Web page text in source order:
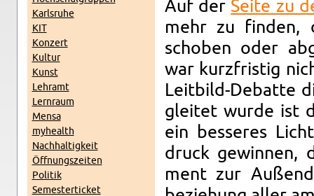
Karl­sruhe
KIT
Konz­ert
Kul­tur
Kunst
Lehramt
Lern­raum
Mensa
my­health
Nach­haltigkeit
Öff­nungszeiten
Poli­tik
Se­mes­terticket
Auf der Seite zu
mehr zu finden,
schoben oder
war kurzfristig
Leit­bild-De­batte
gleitet wurde ist
ein besseres
druck gewin­nen,
ment zur